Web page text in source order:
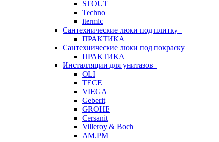
STOUT
Techno
itermic
Сантехнические люки под плитку
ПРАКТИКА
Сантехнические люки под покраску
ПРАКТИКА
Инсталляции для унитазов
OLI
TECE
VIEGA
Geberit
GROHE
Cersanit
Villeroy & Boch
AM.PM